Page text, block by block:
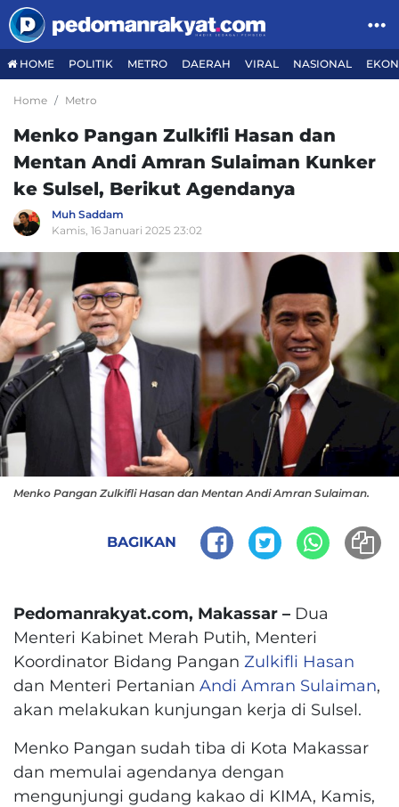
HOME POLITIK METRO DAERAH VIRAL NASIONAL
Home Metro
Menko Pangan Zulkifli Hasan dan
Mentan Andi Amran Sulaiman Kunker
ke Sulsel, Berikut Agendanya
Muh Saddam
Kamis, 16 Januari 2025 23:02
Menko Pangan Zulkifli Hasan dan Mentan Andi Amran Sulaiman.
BAGIKAN
Pedomanrakyat.com, Makassar – Dua
Menteri Kabinet Merah Putih, Menteri
Koordinator Bidang Pangan Zulkifli Hasan
dan Menteri Pertanian Andi Amran Sulaiman,
akan melakukan kunjungan kerja di Sulsel.
Menko Pangan sudah tiba di Kota Makassar
dan memulai agendanya dengan
mengunjungi gudang kakao di KIMA, Kamis,